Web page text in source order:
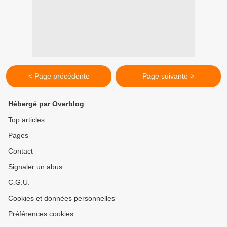
< Page précédente Page suivante >
Hébergé par Overblog
Top articles
Pages
Contact
Signaler un abus
C.G.U.
Cookies et données personnelles
Préférences cookies